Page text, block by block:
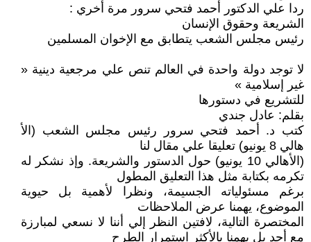
ردا علي الدكتور أحمد فتحي سرور مرة أخري :
الشريعة وحقوق الإنسان
رئيس مجلس الشعب يتطابق مع الإخوان المسلمين
لا توجد دولة واحدة في العالم تنص علي مرجعية دينية «
غير إسلامية »
للتشريع في دستورها
بقلم: عادل جندي
كتب د. أحمد فتحي سرور رئيس مجلس الشعب (الأ
هالي 8 يونيو) تعليقا علي مقال لنا
(الأهالي 10 يونيو) حول الدستور والشريعة. وإذ نشكر له
تكرمه بكتابة مثل هذا التعليق المطول
برغم مسئولياته الجسيمة، ونظرا لأهمية بل حيوية
الموضوع، يهمنا عرض الملاحظات
المختصرة التالية، لافتين النظر إلي أننا لا نسعي لمبارزة
مع أحد بل يهمنا بالأكثر استمرار الطرح